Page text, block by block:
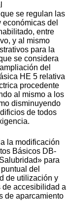
se regulan las
del
entre
y al mismo
para la
se considera
del
HE 5 relativa
procedente
al mismo a los
disminuyendo
de todos
la modificación
Básicos DB-
para
del
de utilización y
accesibilidad a
de aparcamiento